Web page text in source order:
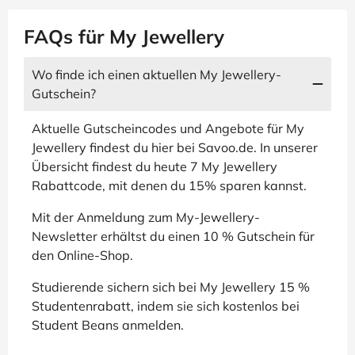
FAQs für My Jewellery
Wo finde ich einen aktuellen My Jewellery-
Gutschein?
Aktuelle Gutscheincodes und Angebote für My
Jewellery findest du hier bei Savoo.de. In unserer
Übersicht findest du heute 7 My Jewellery
Rabattcode, mit denen du 15% sparen kannst.
Mit der Anmeldung zum My-Jewellery-
Newsletter erhältst du einen 10 % Gutschein für
den Online-Shop.
Studierende sichern sich bei My Jewellery 15 %
Studentenrabatt, indem sie sich kostenlos bei
Student Beans anmelden.